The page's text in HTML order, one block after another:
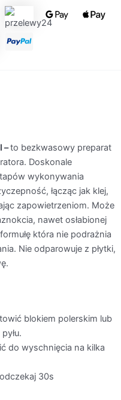
–to bezkwasowy preparat
Doskonale
wykonywania
łącząc jak klej,
zapowietrzeniom. Może
nawet osłabionej
która nie podrażnia
Nie odparowuje z płytki,
blokiem polerskim lub
do wyschnięcia na kilka
30s